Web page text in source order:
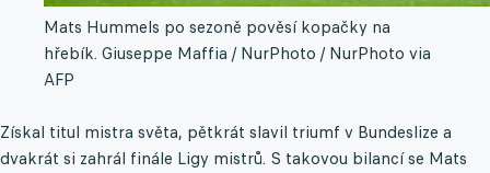
Mats Hummels po sezoně pověsí kopačky na
hřebík. Giuseppe Maffia / NurPhoto / NurPhoto via
AFP
Získal titul mistra světa, pětkrát slavil triumf v Bundeslize a
dvakrát si zahrál finále Ligy mistrů. S takovou bilancí se Mats